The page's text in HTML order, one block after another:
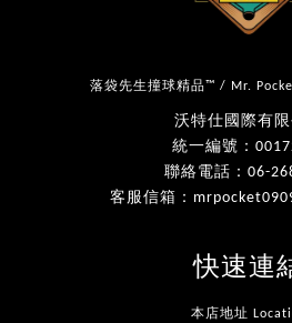
落袋先生撞球精品™ / Mr.
沃特仕國際有限
統一編號：
聯絡電話：06-
客服信箱：
快速連
本店地址